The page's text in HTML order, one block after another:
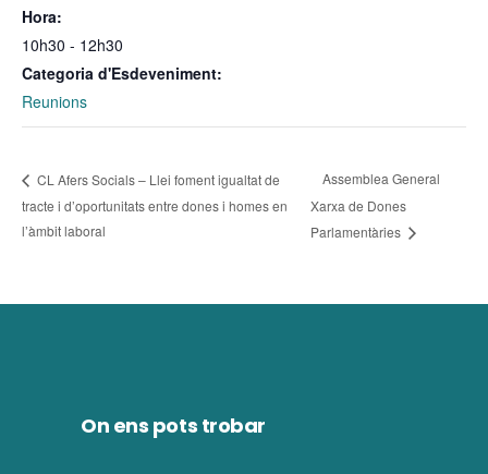
Hora:
10h30 - 12h30
Categoria d'Esdeveniment:
Reunions
CL Afers Socials – Llei foment igualtat de
tracte i d’oportunitats entre dones i homes en
l’àmbit laboral
Assemblea General
Xarxa de Dones
Parlamentàries
On ens pots trobar